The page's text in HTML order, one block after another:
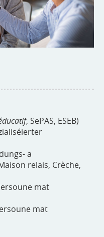
, SePAS, ESEB)
a
relais, Crèche,
mat
mat